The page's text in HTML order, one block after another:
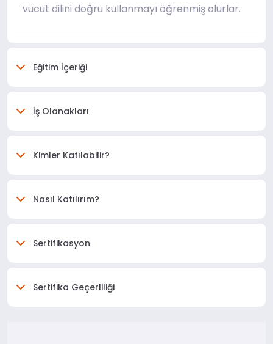
vücut dilini doğru kullanmayı öğrenmiş olurlar.
Eğitim İçeriği
İş Olanakları
Kimler Katılabilir?
Nasıl Katılırım?
Sertifikasyon
Sertifika Geçerliliği